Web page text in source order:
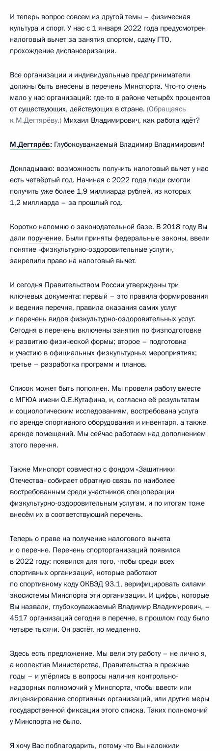
И теперь вопрос совсем из другой темы – физическая
культура и спорт. У нас с 1 января 2022 года предусмотрен
налоговый вычет за занятия спортом, сдачу ГТО,
прохождение диспансеризации.
Все организации и индивидуальные предприниматели
должны быть внесены в перечень Минспорта. Что-то очень
мало у нас организаций: где-то в районе четырёх процентов
от существующих, действующих в стране. (Обращаясь
к М.Дегтярёву.) Михаил Владимирович, как работа идёт?
М.Дегтярёв: Глубокоуважаемый Владимир Владимирович!
Докладываю: возможность получить налоговый вычет у нас
есть четвёртый год. Начиная с 2022 года люди смогли
получить уже более 1,9 миллиарда рублей, из которых
1,2 миллиарда – за прошлый год.
Коротко напомню о законодательной базе. В 2018 году Вы
дали поручение. Были приняты федеральные законы, ввели
понятие «физкультурно-оздоровительные услуги»,
закрепили право на налоговый вычет.
И сегодня Правительством России утверждены три
ключевых документа: первый – это правила формирования
и ведения перечня, правила оказания самих услуг
и перечень видов физкультурно-оздоровительных услуг.
Сегодня в перечень включены занятия по физподготовке
и развитию физической формы; второе – подготовка
к участию в официальных физкультурных мероприятиях;
третье – разработка программ и планов.
Список может быть пополнен. Мы провели работу вместе
с МГЮА имени О.Е.Кутафина, и, согласно её результатам
и социологическим исследованиям, востребована услуга
по аренде спортивного оборудования и инвентаря, а также
аренде помещений. Мы сейчас работаем над дополнением
этого перечня.
Также Минспорт совместно с фондом «Защитники
Отечества» собирает обратную связь по наиболее
востребованным среди участников спецоперации
физкультурно-оздоровительным услугам, и по итогам тоже
внесём их в соответствующий перечень.
Теперь о праве на получение налогового вычета
и о перечне. Перечень спорторганизаций появился
в 2022 году: появился для того, чтобы среди всех
спортивных организаций, которые работают
по спортивному коду ОКВЭД 93.1, верифицировать силами
экосистемы Минспорта эти организации. И цифры, которые
Вы назвали, глубокоуважаемый Владимир Владимирович, –
4517 организаций сегодня в перечне, в прошлом году было
четыре тысячи. Он растёт, но медленно.
Здесь есть предложение. Мы вели эту работу – не лично я,
а коллектив Министерства, Правительства в прежние
годы – и упёрлись в вопросы наличия контрольно-
надзорных полномочий у Минспорта, чтобы ввести или
лицензирование спортивных организаций, или другие меры
государственной фиксации этого списка. Таких полномочий
у Минспорта не было.
Я хочу Вас поблагодарить, потому что Вы наложили